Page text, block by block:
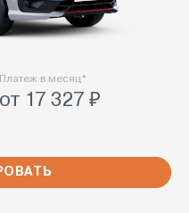
Платеж в месяц*
от 17 327 ₽